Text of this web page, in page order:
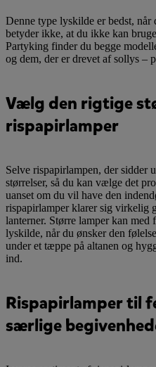
Denne type lyskilde er bedst,
betyder ikke, at du ikke kan
Partyking finder du begge
og dem, der er drevet af sollys –
Vælg den rigtige
rispapirlamper
Selve rispapirlampen, der sidder
størrelser, så du kan vælge det
uanset om du vil have den
rispapirlamper klarer sig virkelig
lanterner. Større lamper kan med
lyskilde, når du ønsker den
under et tæppe på altanen og
ind.
Rispapirlamper til
særlige